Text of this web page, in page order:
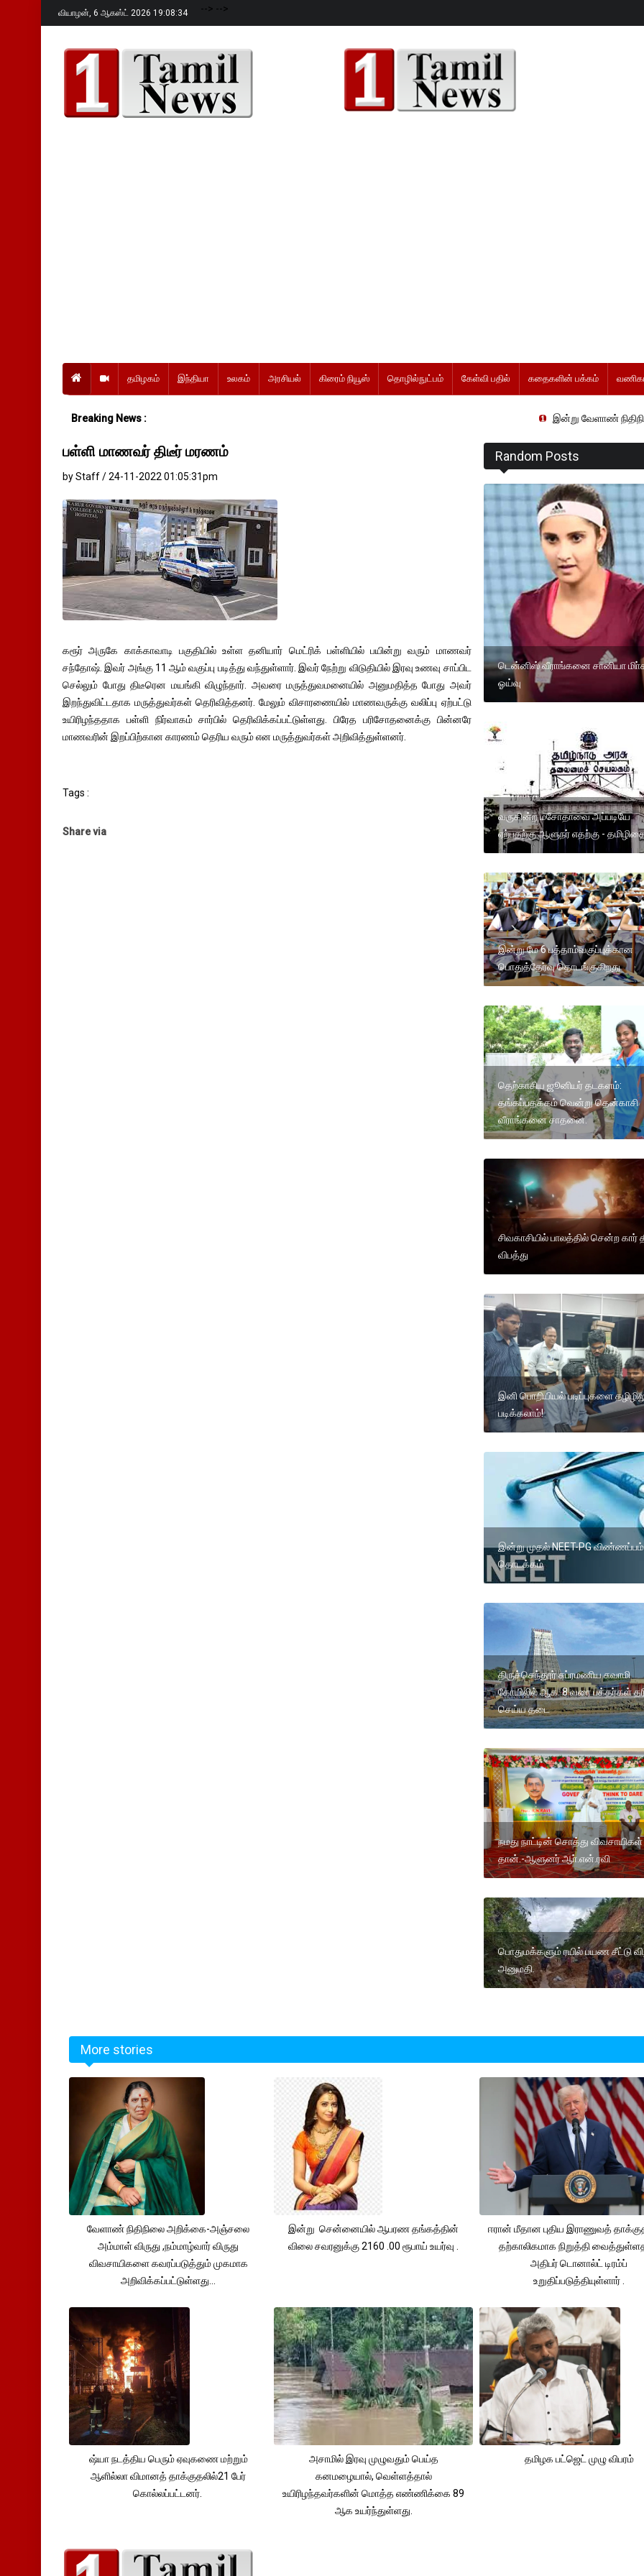
வியாழன், 6 ஆகஸ்ட் 2026 19:08:35 --> -->
தமிழகம் இந்தியா உலகம் அரசியல் கிரைம் நியூஸ் தொழில்நுட்பம் கேள்வி பதில் கதைகளின் பக்கம்
Breaking News : இன்று வேளாண் நிதிநிலை
பள்ளி மாணவர் திடீர் மரணம்
by Staff / 24-11-2022 01:05:31pm
கரூர் அருகே காக்காவாடி பகுதியில் உள்ள தனியார் மெட்ரிக் பள்ளியில் பயின்று வரும் மாணவர்
சந்தோஷ். இவர் அங்கு 11 ஆம் வகுப்பு படித்து வந்துள்ளார். இவர் நேற்று விடுதியில் இரவு உணவு சாப்பிட
செல்லும் போது திடீரென மயங்கி விழுந்தார். அவரை மருத்துவமனையில் அனுமதித்த போது அவர்
இறந்துவிட்டதாக மருத்துவர்கள் தெரிவித்தனர். மேலும் விசாரணையில் மாணவருக்கு வலிப்பு ஏற்பட்டு
உயிரிழந்ததாக பள்ளி நிர்வாகம் சார்பில் தெரிவிக்கப்பட்டுள்ளது. பிரேத பரிசோதனைக்கு பின்னரே
மாணவரின் இறப்பிற்கான காரணம் தெரிய வரும் என மருத்துவர்கள் அறிவித்துள்ளனர்.
Tags :
Share via
Random Posts
டென்னிஸ் வீராங்கனை சானியா
ஓய்வு
வருகின்ற மசோதாவை அப்படியே
ஏற்பதற்கு ஆளுநர் எதற்கு -
இன்று மே 6 பத்தாம்வகுப்புக்கான
பொதுத்தேர்வு தொடங்குகிறது
தெற்காசிய ஜூனியர் தடகளம்:
தங்கப்பதக்கம் வென்று தென்காசி
வீராங்கனை சாதனை.
சிவகாசியில் பாலத்தில் சென்ற கார்
விபத்து
இனி பொறியியல் படிப்புகளை
படிக்கலாம்!
இன்று முதல் NEET-PG விண்ணப்பம்
தொடக்கம்
திருச்செந்தூர் சுப்ரமணிய சுவாமி
கோயிலில் ஆக. 8 வரை பக்தர்கள்
செய்ய தடை
நமது நாட்டின் சொத்து விவசாயிகள்
தான்.-ஆளுனர் ஆா்.என்.ரவி
பொதுமக்களும் ரயில் பயண சீட்டு
அனுமதி.
More stories
வேளாண் நிதிநிலை அறிக்கை-அஞ்சலை
அம்மாள் விருது ,நம்மாழ்வார் விருது
விவசாயிகளை கவரப்படுத்தும் முகமாக
அறிவிக்கப்பட்டுள்ளது...
இன்று சென்னையில் ஆபரண தங்கத்தின்
விலை சவரனுக்கு 2160 .00 ரூபாய் உயர்வு .
ஈரான் மீதான புதிய இராணுவத்
தற்காலிகமாக நிறுத்தி
அதிபர் டொனால்ட் டிரம்ப்
உறுதிப்படுத்தியுள்ளார் .
ஷ்யா நடத்திய பெரும் ஏவுகணை மற்றும்
ஆளில்லா விமானத் தாக்குதலில்21 பேர்
கொல்லப்பட்டனர்.
அசாமில் இரவு முழுவதும் பெய்த
கனமழையால், வெள்ளத்தால்
உயிரிழந்தவர்களின் மொத்த எண்ணிக்கை 89
ஆக உயர்ந்துள்ளது.
தமிழக பட்ஜெட் முழு விபரம்